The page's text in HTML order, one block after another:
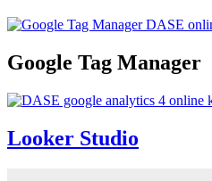
Google Tag Manager
Looker Studio